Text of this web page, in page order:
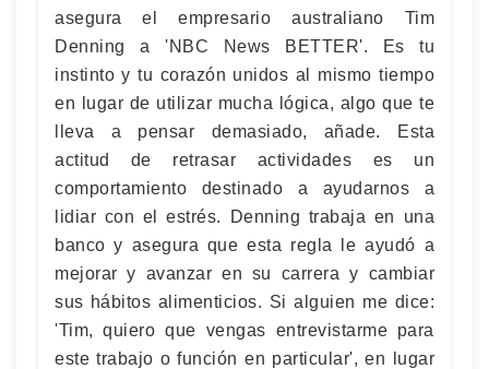
asegura el empresario australiano Tim
Denning a 'NBC News BETTER'. Es tu
instinto y tu corazón unidos al mismo tiempo
en lugar de utilizar mucha lógica, algo que te
lleva a pensar demasiado, añade. Esta
actitud de retrasar actividades es un
comportamiento destinado a ayudarnos a
lidiar con el estrés. Denning trabaja en una
banco y asegura que esta regla le ayudó a
mejorar y avanzar en su carrera y cambiar
sus hábitos alimenticios. Si alguien me dice:
'Tim, quiero que vengas entrevistarme para
este trabajo o función en particular', en lugar